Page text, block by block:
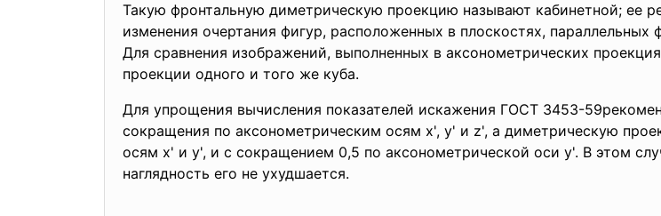
Такую фронтальную диметрическую проекцию называют кабинетной; ее
изменения очертания фигур, расположенных в плоскостях, параллельных
Для сравнения изображений, выполненных в аксонометрических
проекции одного и того же куба.
Для упрощения вычисления показателей искажения ГОСТ 3453-
сокращения по аксонометрическим осям x', у' и z', а диметрическую
осям х' и y', и с сокращением 0,5 по аксонометрической оси у'. В этом
наглядность его не ухудшается.